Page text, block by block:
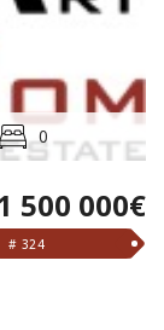
0
500 000€
# 324